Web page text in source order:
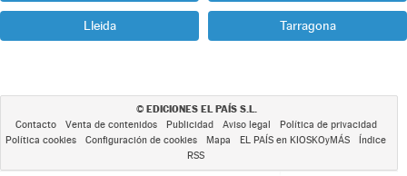
Lleida Tarragona
© EDICIONES EL PAÍS S.L.
Contacto Venta de contenidos Publicidad Aviso legal
Política de privacidad
Política cookies
Configuración de cookies Mapa EL PAÍS en KIOSKOyMÁS
Índice
RSS